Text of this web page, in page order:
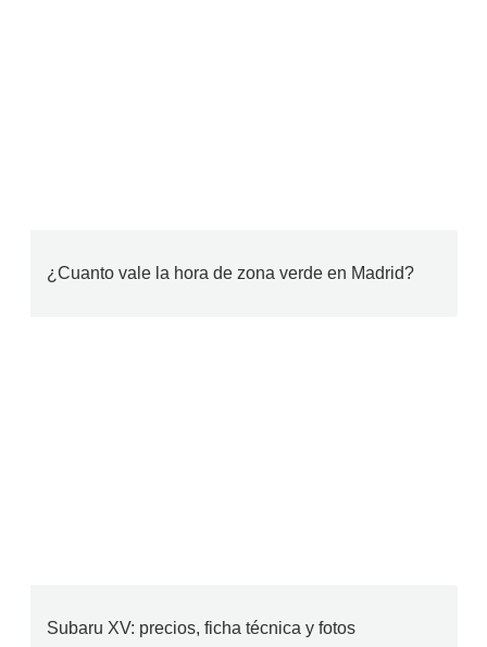
¿Cuanto vale la hora de zona verde en Madrid?
Subaru XV: precios, ficha técnica y fotos